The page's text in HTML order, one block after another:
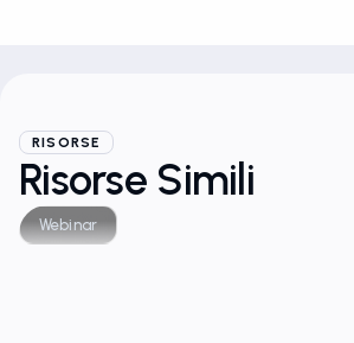
RISORSE
Risorse Simili
Webinar